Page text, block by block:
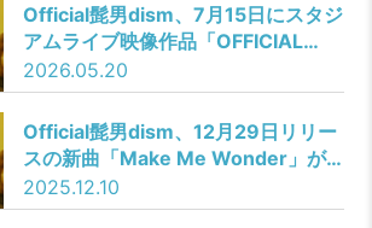
Official髭男dism、7月15日にスタジ
アムライブ映像作品「OFFICIAL
HIGE DANDISM LIVE at STADIUM
2025」の発売決定！■
2026.05.20
Official髭男dism、12月29日リリー
スの新曲「Make Me Wonder」が
TVアニメ『ダーウィン事変』オープ
ニング主題歌に決定！
2025.12.10